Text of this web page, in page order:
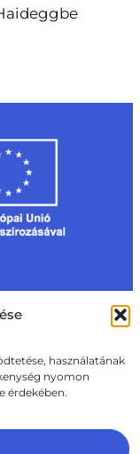
használatának
nyomon
érdekében.